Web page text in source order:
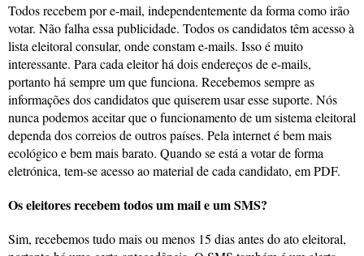
Todos recebem por e-mail, independentemente da forma como irão
votar. Não falha essa publicidade. Todos os candidatos têm acesso à
lista eleitoral consular, onde constam e-mails. Isso é muito
interessante. Para cada eleitor há dois endereços de e-mails,
portanto há sempre um que funciona. Recebemos sempre as
informações dos candidatos que quiserem usar esse suporte. Nós
nunca podemos aceitar que o funcionamento de um sistema eleitoral
dependa dos correios de outros países. Pela internet é bem mais
ecológico e bem mais barato. Quando se está a votar de forma
eletrónica, tem-se acesso ao material de cada candidato, em PDF.
Os eleitores recebem todos um mail e um SMS?
Sim, recebemos tudo mais ou menos 15 dias antes do ato eleitoral,